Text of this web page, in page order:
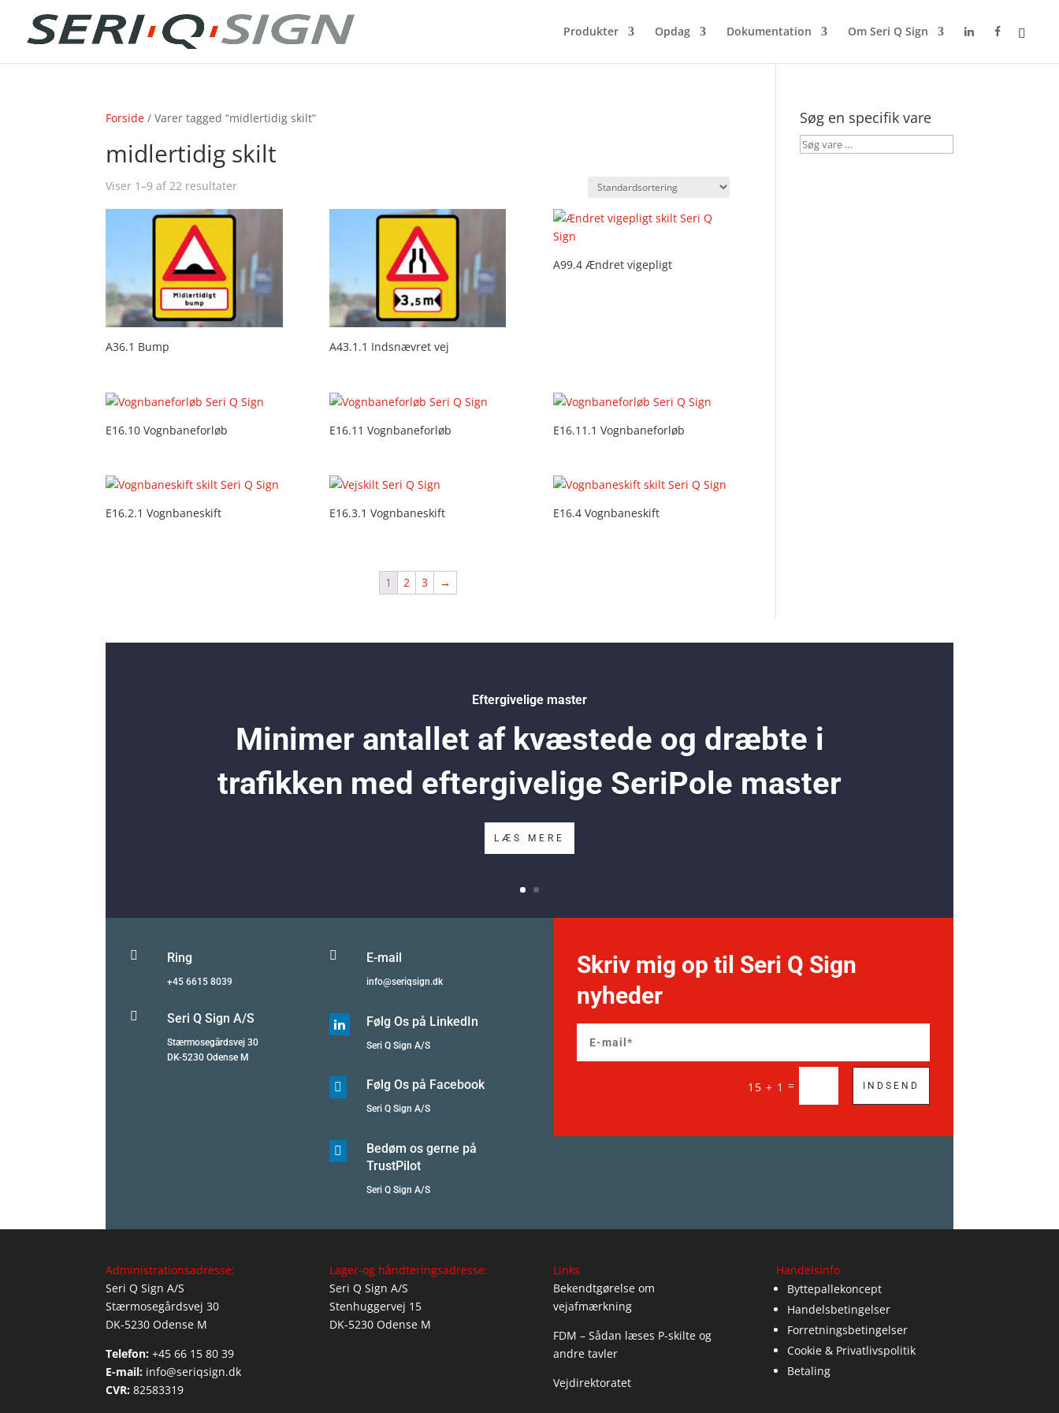
Produkter Opdag Dokumentation Om Seri Q Sign
Forside / Varer tagged “midlertidig skilt”
midlertidig skilt
Viser 1–9 af 22 resultater
A36.1 Bump A43.1.1 Indsnævret vej
A99.4 Ændret vigepligt
E16.10 Vognbaneforløb E16.11 Vognbaneforløb E16.11.1 Vognbaneforløb
E16.2.1 Vognbaneskift E16.3.1 Vognbaneskift E16.4 Vognbaneskift
1 2 3 →
Søg en specifik vare
Søg
Eftergivelige master
Minimer antallet af kvæstede og dræbte i
trafikken med eftergivelige SeriPole master
LÆS MERE
 Ring
+45 6615 8039
 Seri Q Sign A/S
Stærmosegårdsvej 30
DK-5230 Odense M
 E-mail
info@seriqsign.dk
 Følg Os på LinkedIn
Seri Q Sign A/S
 Følg Os på Facebook
Seri Q Sign A/S

Bedøm os gerne på
TrustPilot
Seri Q Sign A/S
Skriv mig op til Seri Q Sign
nyheder
15 + 1 = INDSEND
Administrationsadresse:
Seri Q Sign A/S
Stærmosegårdsvej 30
DK-5230 Odense M
Telefon: +45 66 15 80 39
E-mail: info@seriqsign.dk
CVR: 82583319
Lager-og håndteringsadresse:
Seri Q Sign A/S
Stenhuggervej 15
DK-5230 Odense M
Links
Bekendtgørelse om
vejafmærkning
FDM – Sådan læses P-skilte og
andre tavler
Vejdirektoratet
Handelsinfo
Byttepallekoncept
Handelsbetingelser
Forretningsbetingelser
Cookie & Privatlivspolitik
Betaling